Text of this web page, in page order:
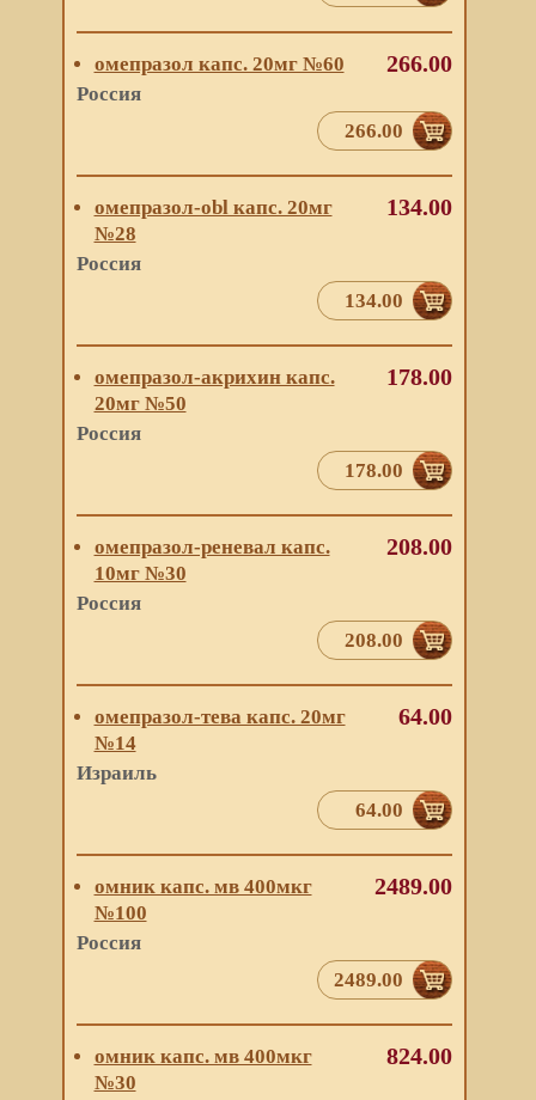
омепразол капс. 20мг №60
Россия
266.00
266.00
омепразол-obl капс. 20мг
№28
Россия
134.00
134.00
омепразол-акрихин капс.
20мг №50
Россия
178.00
178.00
омепразол-реневал капс.
10мг №30
Россия
208.00
208.00
омепразол-тева капс. 20мг
№14
Израиль
64.00
64.00
омник капс. мв 400мкг
№100
Россия
2489.00
2489.00
омник капс. мв 400мкг
№30
824.00